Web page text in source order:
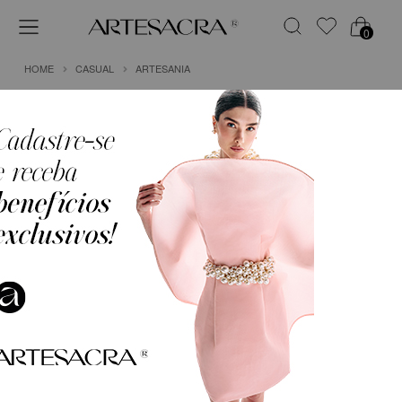
0
HOME CASUAL ARTESANIA